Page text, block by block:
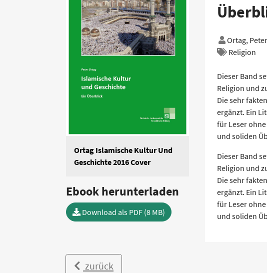
Ortag, Peter
Religion
Dieser Band
Religion und
Die sehr
ergänzt. Ein
für Leser
und soliden
Dieser Band
Religion und
Die sehr
ergänzt. Ein
für Leser
und soliden
Ortag Islamische Kultur Und
Geschichte 2016 Cover
Ebook herunterladen
Download als PDF (8 MB)
zurück